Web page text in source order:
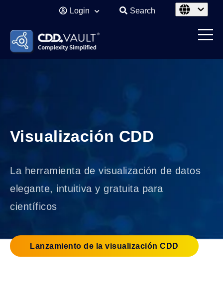
Login Search
Visualización CDD
La herramienta de visualización de datos
elegante, intuitiva y gratuita para
científicos
Lanzamiento de la visualización CDD